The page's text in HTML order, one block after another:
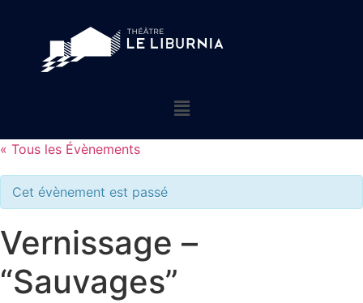
« Tous les Évènements
Cet évènement est passé
Vernissage –
“Sauvages”